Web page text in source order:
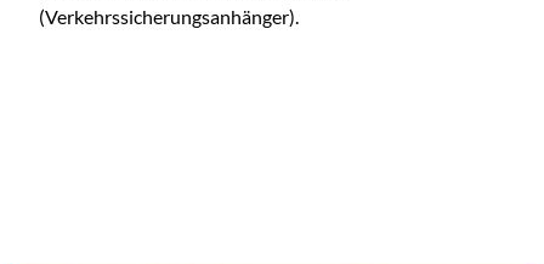
(Verkehrssicherungsanhänger).